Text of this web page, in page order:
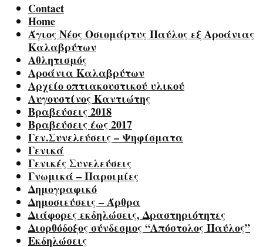
Contact
Home
Άγιος Νέος Οσιομάρτυς Παύλος εξ Αροάνιας
Καλαβρύτων
Αθλητισμός
Αροάνια Καλαβρύτων
Αρχείο οπτιακουστικού υλικού
Αυγουστίνος Καντιώτης
Βραβεύσεις 2018
Βραβεύσεις έως 2017
Γεν.Συνελεύσεις – Ψηφίσματα
Γενικά
Γενικές Συνελεύσεις
Γνωμικά – Παροιμίες
Δημογραφικό
Δημοσιεύσεις – Άρθρα
Διάφορες εκδηλώσεις, Δραστηριότητες
Διορθόδοξος σύνδεσμος “Απόστολος Παύλος”
Εκδηλώσεις